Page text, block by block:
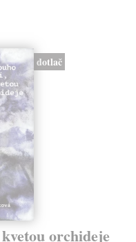
dotlač
orchideje